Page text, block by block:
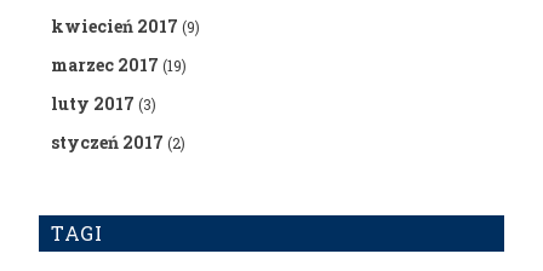
kwiecień 2017 (9)
marzec 2017 (19)
luty 2017 (3)
styczeń 2017 (2)
TAGI